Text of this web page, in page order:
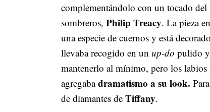
complementándolo con un tocado
sombreros, Philip Treacy. La pieza
una especie de cuernos y está
llevaba recogido en un up-do pulido
mantenerlo al mínimo, pero los
agregabadramatismo a su look.
de diamantes de Tiffany.